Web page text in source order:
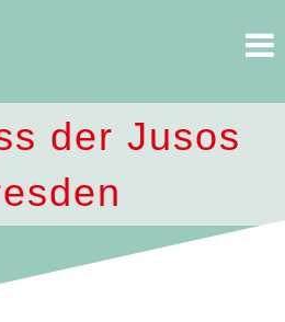
der Jusos